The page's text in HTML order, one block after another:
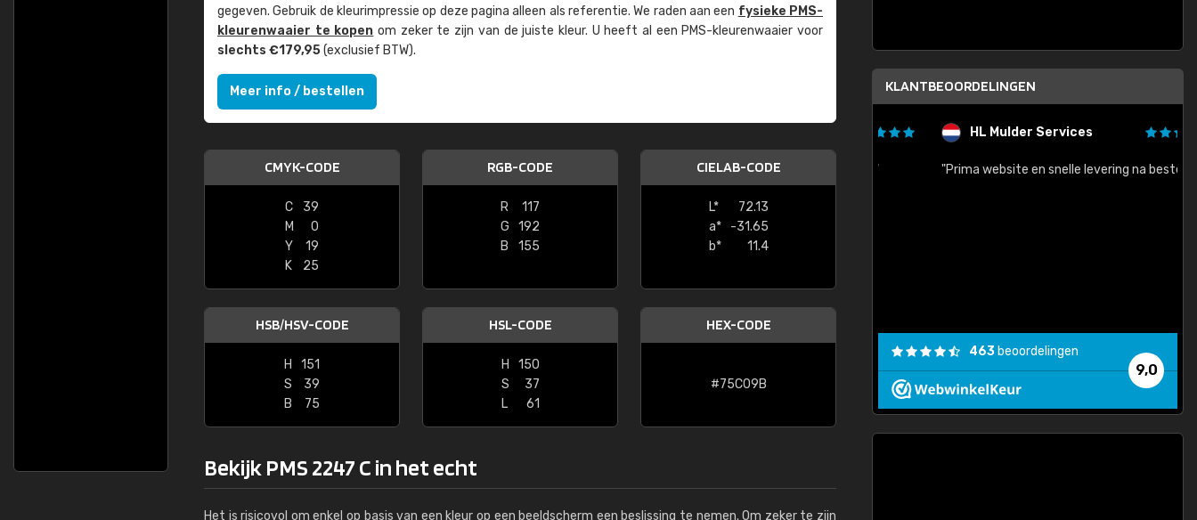
gegeven. Gebruik de kleur­impressie op deze pagina alleen als referentie. We raden aan een fysieke PMS-
kleuren­waaier te kopen om zeker te zijn van de juiste kleur. U heeft al een PMS-kleuren­waaier voor
slechts €179,95(exclusief BTW).
Meer info / bestellen
CMYK-CODE
C
39
M
0
Y
19
K
25
RGB-CODE
R
117
G
192
B
155
CIELAB-CODE
L*
72.13
a*
-31.65
b*
11.4
HSB/HSV-CODE
H
151
S
39
B
75
HSL-CODE
H
150
S
37
L
61
HEX-CODE
#75C09B
Bekijk PMS 2247 C in het echt
Het is risicovol om enkel op basis van een kleur op een beeldscherm een beslissing te nemen. Om zeker te zijn
KLANTBEOORDELINGEN
"Super snelle service en zeer betaalbaar!"
HL Mulder Services
"Prima website en snelle levering na bestelling"
9,0
463 beoordelingen